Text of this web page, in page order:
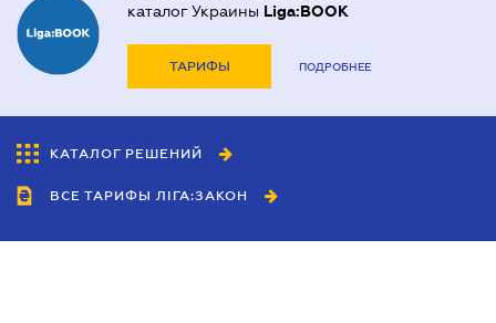
каталог Украины Liga:BOOK
ТАРИФЫ ПОДРОБНЕЕ
КАТАЛОГ РЕШЕНИЙ
ВСЕ ТАРИФЫ ЛІГА:ЗАКОН